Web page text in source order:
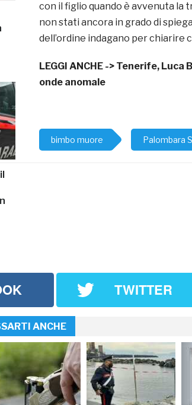
con il figlio quando è avvenuta la
non stati ancora in grado di
dell’ordine indagano per chiarire
LEGGI ANCHE -> Tenerife, Luca
onde anomale
bimbo muore Palombara
TWITTER
ANCHE